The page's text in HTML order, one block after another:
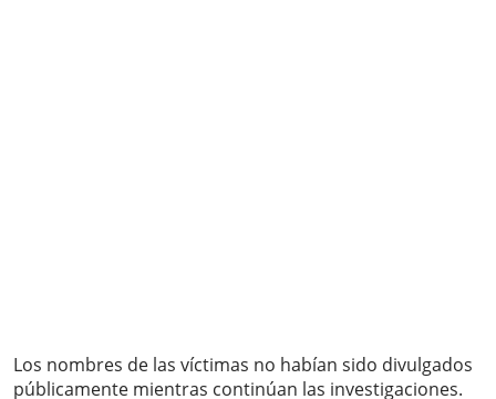
Los nombres de las víctimas no habían sido divulgados
públicamente mientras continúan las investigaciones.